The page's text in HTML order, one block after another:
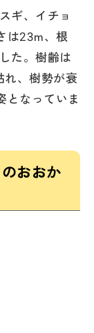
ギ、イチョ
は23m、根
た。樹齢は
れ、樹勢が衰
となっていま
おおか